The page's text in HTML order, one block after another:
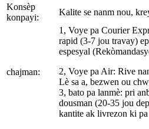
Konsèp
konpayi:
Kalite se nanm nou,
chajman:
1, Voye pa Courier
rapid (3-7 jou travay)
espesyal
2, Voye pa Air: Rive
Lè sa a, bezwen ou
3, bato pa lanmè: pri
dousman (20-35 jou
kantite ak livrezon ki